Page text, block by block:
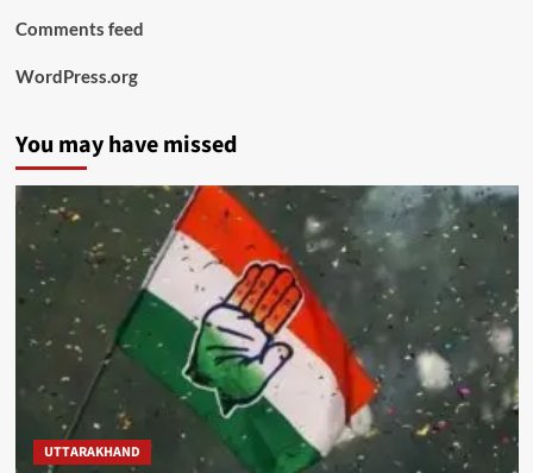
Comments feed
WordPress.org
You may have missed
UTTARAKHAND